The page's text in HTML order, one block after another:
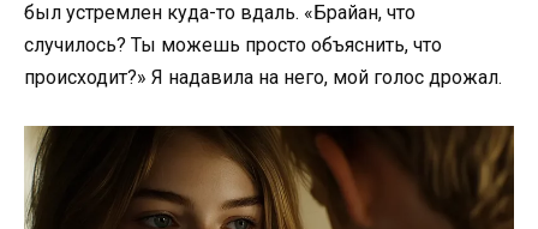
был устремлен куда-то вдаль. «Брайан, что
случилось? Ты можешь просто объяснить, что
происходит?» Я надавила на него, мой голос дрожал.